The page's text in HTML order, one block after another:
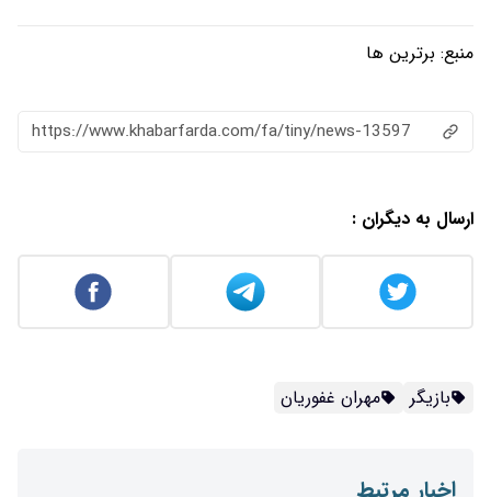
منبع: برترین ها
https://www.khabarfarda.com/fa/tiny/news-13597
ارسال به دیگران :
بازیگر مهران غفوریان
اخبار مرتبط